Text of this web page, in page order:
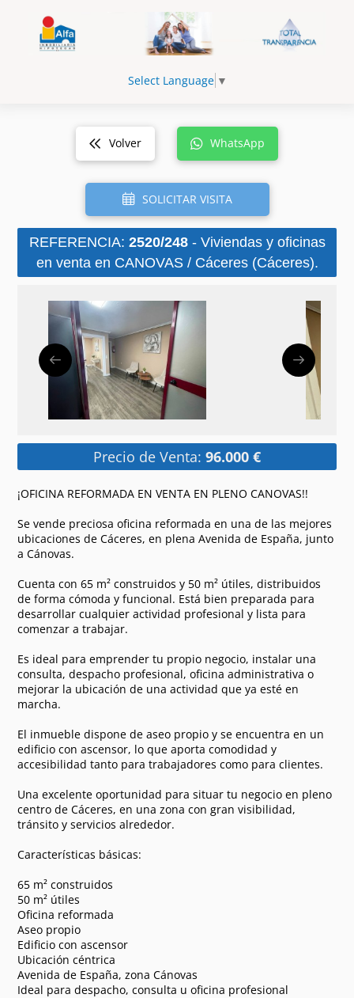
Select Language ▼
Volver WhatsApp
SOLICITAR VISITA
REFERENCIA: 2520/248- Viviendas y oficinas
en venta en CANOVAS / Cáceres (Cáceres).
Precio de Venta: 96.000 €
¡OFICINA REFORMADA EN VENTA EN PLENO CANOVAS!!
Se vende preciosa oficina reformada en una de las mejores
ubicaciones de Cáceres, en plena Avenida de España, junto
a Cánovas.
Cuenta con 65 m² construidos y 50 m² útiles, distribuidos
de forma cómoda y funcional. Está bien preparada para
desarrollar cualquier actividad profesional y lista para
comenzar a trabajar.
Es ideal para emprender tu propio negocio, instalar una
consulta, despacho profesional, oficina administrativa o
mejorar la ubicación de una actividad que ya esté en
marcha.
El inmueble dispone de aseo propio y se encuentra en un
edificio con ascensor, lo que aporta comodidad y
accesibilidad tanto para trabajadores como para clientes.
Una excelente oportunidad para situar tu negocio en pleno
centro de Cáceres, en una zona con gran visibilidad,
tránsito y servicios alrededor.
Características básicas:
65 m² construidos
50 m² útiles
Oficina reformada
Aseo propio
Edificio con ascensor
Ubicación céntrica
Avenida de España, zona Cánovas
Ideal para despacho, consulta u oficina profesional